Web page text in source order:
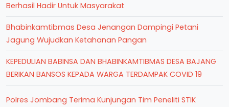
Berhasil Hadir Untuk Masyarakat
Bhabinkamtibmas Desa Jenangan Dampingi Petani
Jagung Wujudkan Ketahanan Pangan
KEPEDULIAN BABINSA DAN BHABINKAMTIBMAS DESA BAJANG
BERIKAN BANSOS KEPADA WARGA TERDAMPAK COVID 19
Polres Jombang Terima Kunjungan Tim Peneliti STIK